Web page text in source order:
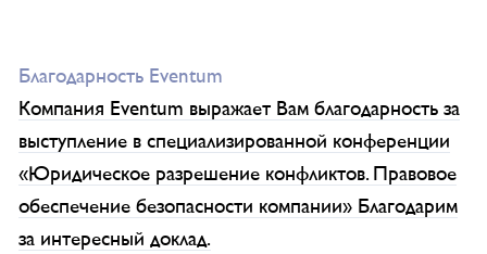
Благодарность Eventum
Компания Eventum выражает Вам благодарность за
выступление в специализированной конференции
«Юридическое разрешение конфликтов. Правовое
обеспечение безопасности компании» Благодарим
за интересный доклад.